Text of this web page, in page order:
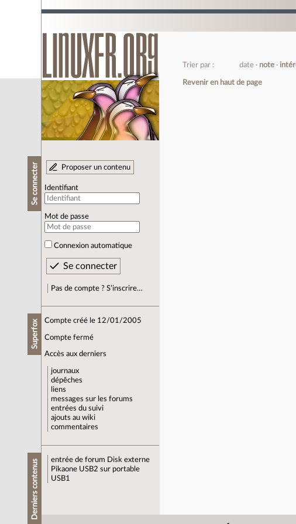
Se connecter Proposer un contenu
Identifiant
Mot de passe
Connexion automatique
Pas de compte ? S’inscrire…
Superfox Compte créé le 12/01/2005
Compte fermé
Accès aux derniers
journaux
dépêches
liens
messages sur les forums
entrées du suivi
ajouts au wiki
commentaires
Derniers contenus entrée de forum Disk externe
Pikaone USB2 sur portable
USB1
Trier par : date note
Revenir en haut de page